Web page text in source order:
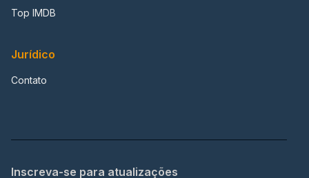
Top IMDB
Jurídico
Contato
Inscreva-se para atualizações